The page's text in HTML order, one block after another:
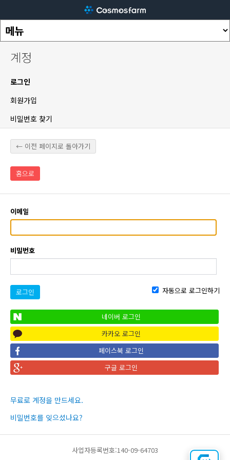
계정
로그인
회원가입
비밀번호 찾기
← 이전 페이지로 돌아가기
홈으로
이메일
비밀번호
로그인 자동으로 로그인하기
네이버 로그인
카카오 로그인
페이스북 로그인
구글 로그인
무료로 계정을 만드세요.
비밀번호를 잊으셨나요?
사업자등록번호:140-09-64703